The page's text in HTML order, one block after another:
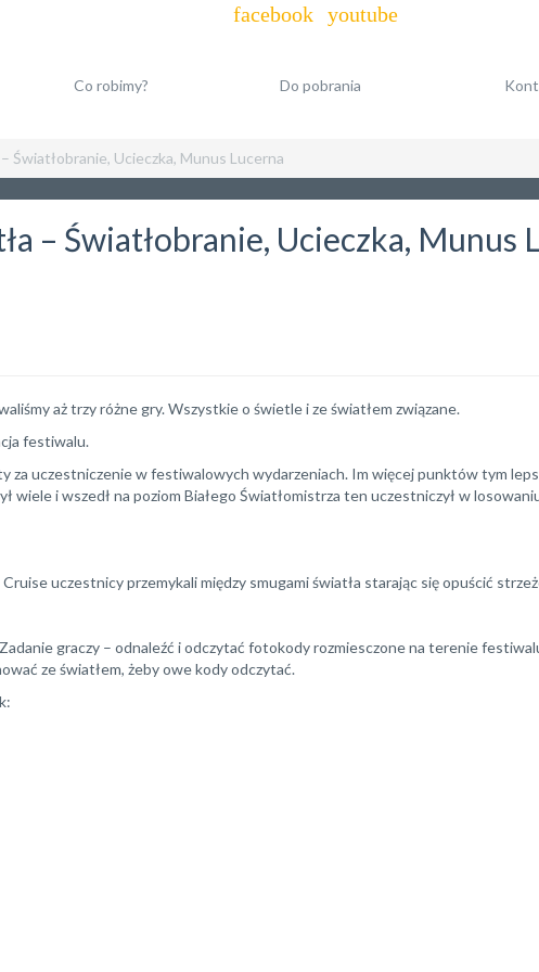
Co robimy? Do pobrania
Światłobranie, Ucieczka, Munus Lucerna
– Światłobranie, Ucieczka, Munus
aż trzy różne gry. Wszystkie o świetle i ze światłem związane.
festiwalu.
za uczestniczenie w festiwalowych wydarzeniach. Im więcej punktów tym
wiele i wszedł na poziom Białego Światłomistrza ten uczestniczył w
uczestnicy przemykali między smugami światła starając się opuścić
graczy – odnaleźć i odczytać fotokody rozmiesczone na terenie
ze światłem, żeby owe kody odczytać.